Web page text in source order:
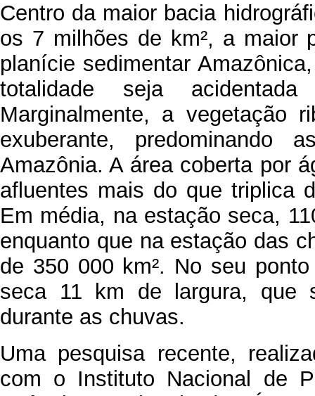
Centro da maior bacia
os 7 milhões de km², a maior
planície sedimentar
totalidade seja
Marginalmente, a vegetação
exuberante, predominando
Amazônia. A área coberta por
afluentes mais do que triplica
Em média, na estação seca,
enquanto que na estação das
de 350 000 km². No seu
seca 11 km de largura, que
durante as chuvas.
Uma pesquisa recente,
com o Instituto Nacional de